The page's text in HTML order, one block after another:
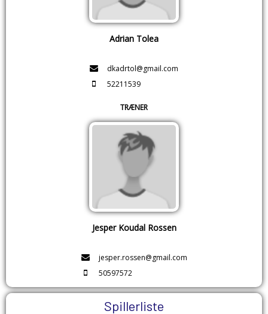
Adrian Tolea
dkadrtol@gmail.com
52211539
TRÆNER
Jesper Koudal Rossen
jesper.rossen@gmail.com
50597572
Spillerliste